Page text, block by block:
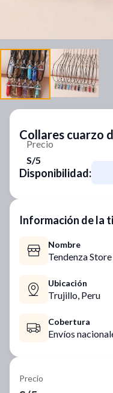
Collares cuarzo
Precio
S/5
Disponibilidad:
Información de la
Nombre
Tendenza
Ubicación
Trujillo, Peru
Cobertura
Envíos
Precio